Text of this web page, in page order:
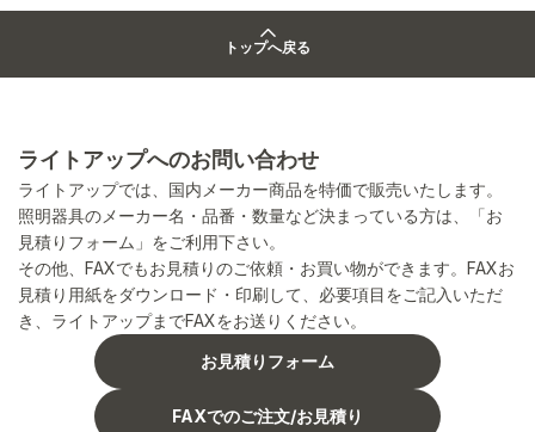
トップへ戻る
ライトアップへのお問い合わせ
ライトアップでは、国内メーカー商品を特価で販売いたします。
照明器具のメーカー名・品番・数量など決まっている方は、「お
見積りフォーム」をご利用下さい。
その他、FAXでもお見積りのご依頼・お買い物ができます。FAXお
見積り用紙をダウンロード・印刷して、必要項目をご記入いただ
き、ライトアップまでFAXをお送りください。
お見積りフォーム
FAXでのご注文/お見積り